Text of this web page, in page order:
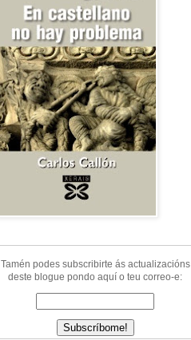
Tamén podes subscribirte ás actualizacións
deste blogue pondo aquí o teu correo-e: